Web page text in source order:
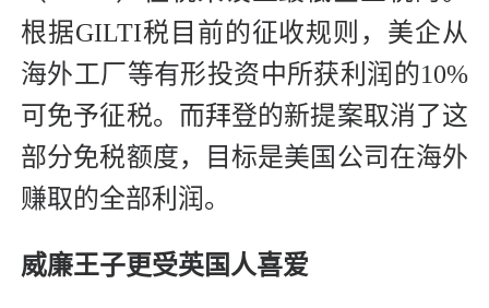
根据GILTI税目前的征收规则，美企从
海外工厂等有形投资中所获利润的10%
可免予征税。而拜登的新提案取消了这
部分免税额度，目标是美国公司在海外
赚取的全部利润。
威廉王子更受英国人喜爱